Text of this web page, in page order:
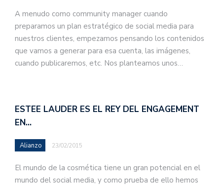
A menudo como community manager cuando
preparamos un plan estratégico de social media para
nuestros clientes, empezamos pensando los contenidos
que vamos a generar para esa cuenta, las imágenes,
cuando publicaremos, etc. Nos planteamos unos…
ESTEE LAUDER ES EL REY DEL ENGAGEMENT
EN…
Alianzo 23/02/2015
El mundo de la cosmética tiene un gran potencial en el
mundo del social media, y como prueba de ello hemos